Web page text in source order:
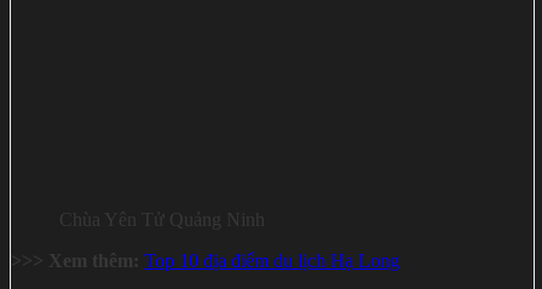
Chùa Yên Tử Quảng Ninh
>>> Xem thêm: Top 10 địa điểm du lịch Hạ Long